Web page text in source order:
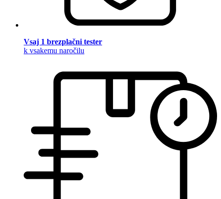
Vsaj 1 brezplačni tester
k vsakemu naročilu